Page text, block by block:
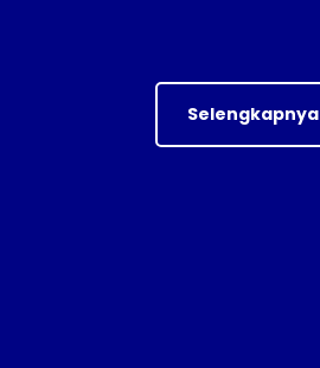
Selengkapnya